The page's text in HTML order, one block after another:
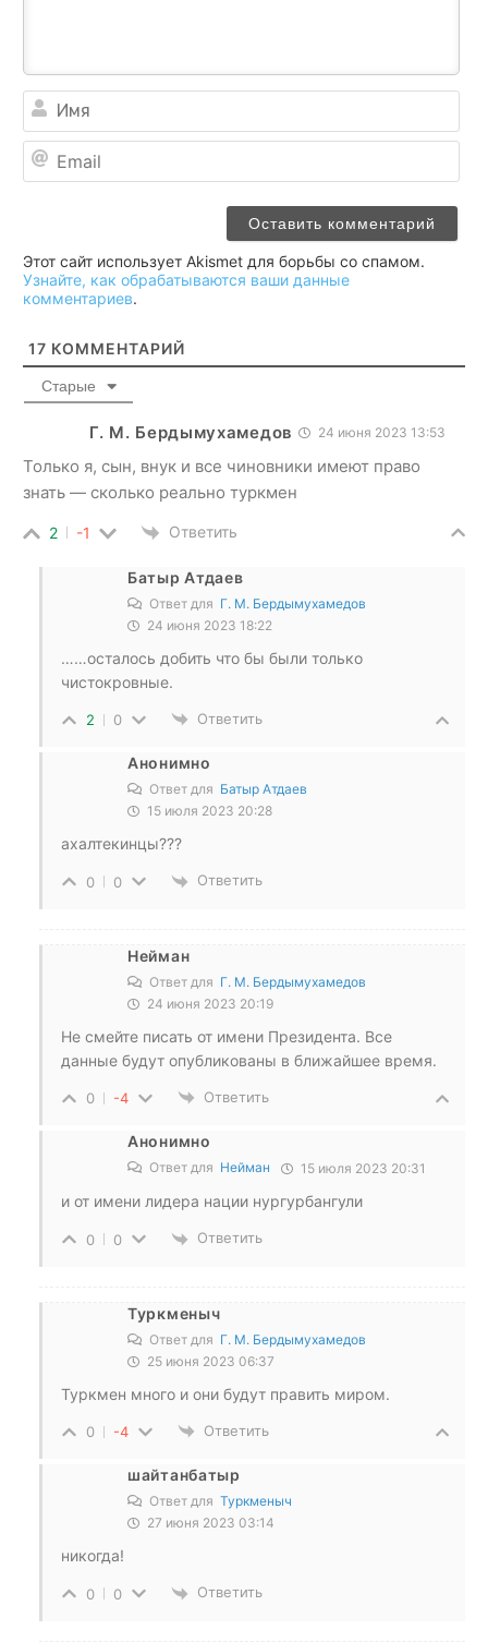
Этот сайт использует Akismet для борьбы со спамом.
Узнайте, как обрабатываются ваши данные
комментариев.
17 КОММЕНТАРИЙ
Старые
Г. М. Бердымухамедов 24 июня 2023 13:53
Только я, сын, внук и все чиновники имеют право
знать — сколько реально туркмен
2 -1 Ответить
Батыр Атдаев
Ответ для Г. М. Бердымухамедов
24 июня 2023 18:22
……осталось добить что бы были только
чистокровные.
2 0 Ответить
Анонимно
Ответ для Батыр Атдаев
15 июля 2023 20:28
ахалтекинцы???
0 0 Ответить
Нейман
Ответ для Г. М. Бердымухамедов
24 июня 2023 20:19
Не смейте писать от имени Президента. Все
данные будут опубликованы в ближайшее время.
0 -4 Ответить
Анонимно
Ответ для Нейман 15 июля 2023 20:31
и от имени лидера нации нургурбангули
0 0 Ответить
Туркменыч
Ответ для Г. М. Бердымухамедов
25 июня 2023 06:37
Туркмен много и они будут править миром.
0 -4 Ответить
шайтанбатыр
Ответ для Туркменыч
27 июня 2023 03:14
никогда!
0 0 Ответить